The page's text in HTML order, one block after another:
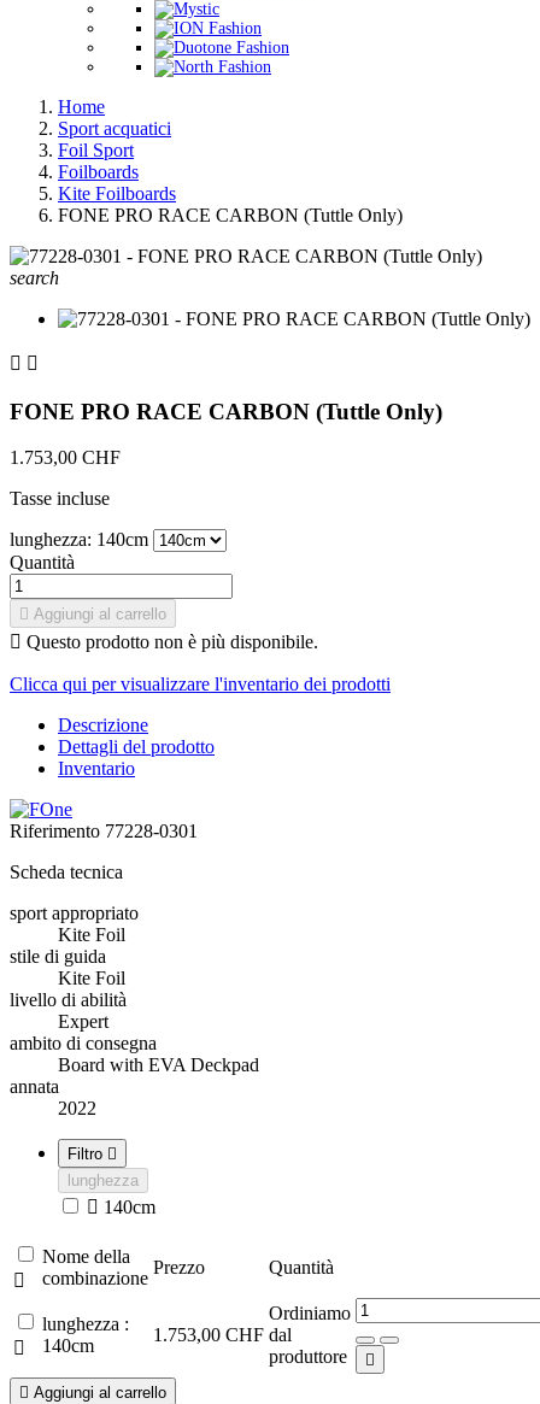
Home
Sport acquatici
Foil Sport
Foilboards
Kite Foilboards
FONE PRO RACE CARBON (Tuttle Only)
search
 
FONE PRO RACE CARBON (Tuttle Only)
1.753,00 CHF
Tasse incluse
lunghezza: 140cm
Quantità
 Aggiungi al carrello
 Questo prodotto non è più disponibile.
Clicca qui per visualizzare l'inventario dei prodotti
Descrizione
Dettagli del prodotto
Inventario
Riferimento 77228-0301
Scheda tecnica
sport appropriato
Kite Foil
stile di guida
Kite Foil
livello di abilità
Expert
ambito di consegna
Board with EVA Deckpad
annata
2022
Filtro 
lunghezza
 140cm

Nome della
combinazione
Prezzo Quantità

lunghezza :
140cm
1.753,00 CHF
Ordiniamo
dal
produttore

 Aggiungi al carrello